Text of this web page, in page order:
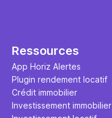
Ressources
App Horiz Alertes
Plugin rendement locatif
Crédit immobilier
Investissement immobilier